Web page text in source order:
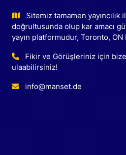
Sitemiz tamamen yayıncılık
doğrultusunda olup kar amacı
yayın platformudur, Toronto, ON
Fikir ve Görüşleriniz için
ulaabilirsiniz!
info@manset.de